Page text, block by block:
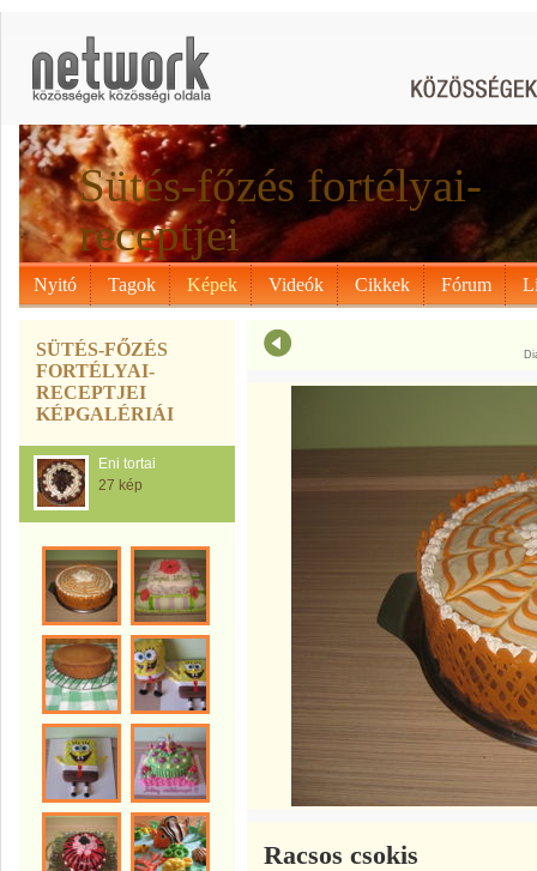
Sütés-főzés fortélyai-
receptjei
Nyitó Tagok Képek Videók Cikkek Fórum
SÜTÉS-FŐZÉS
FORTÉLYAI-
RECEPTJEI
KÉPGALÉRIÁI
Eni tortai
27 kép
Racsos csokis